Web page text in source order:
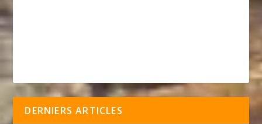
DERNIERS ARTICLES